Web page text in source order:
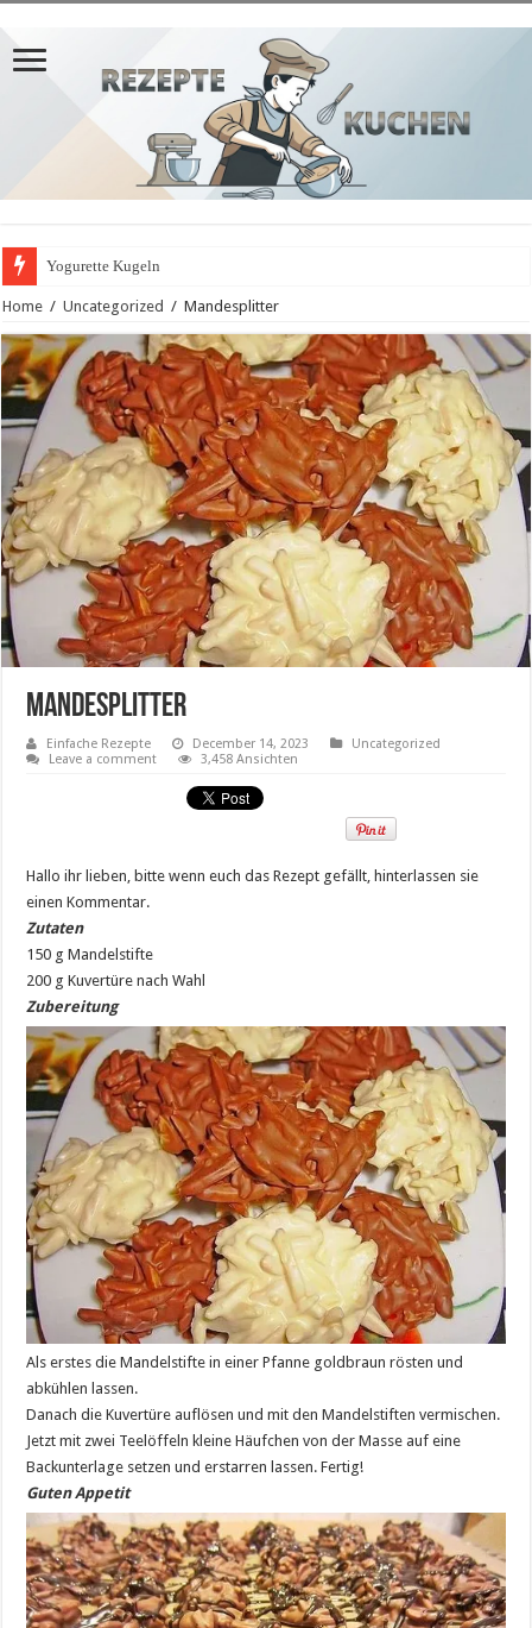
Yogurette Kugeln
Home / Uncategorized / Mandesplitter
Mandesplitter
Einfache Rezepte December 14, 2023
Uncategorized
Leave a comment
3,458 Ansichten
Hallo ihr lieben, bitte wenn euch das Rezept gefällt, hinterlassen sie
einen Kommentar.
Zutaten
150 g Mandelstifte
200 g Kuvertüre nach Wahl
Zubereitung
Als erstes die Mandelstifte in einer Pfanne goldbraun rösten und
abkühlen lassen.
Danach die Kuvertüre auflösen und mit den Mandelstiften vermischen.
Jetzt mit zwei Teelöffeln kleine Häufchen von der Masse auf eine
Backunterlage setzen und erstarren lassen. Fertig!
Guten Appetit